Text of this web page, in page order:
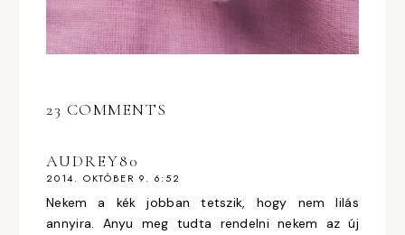
23 COMMENTS
AUDREY80
2014. OKTÓBER 9. 6:52
Nekem a kék jobban tetszik, hogy nem lilás
annyira. Anyu meg tudta rendelni nekem az új